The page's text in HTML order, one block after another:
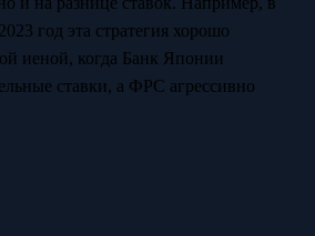
год эта стратегия хорошо
иеной, когда Банк Японии
ставки, а ФРС агрессивно